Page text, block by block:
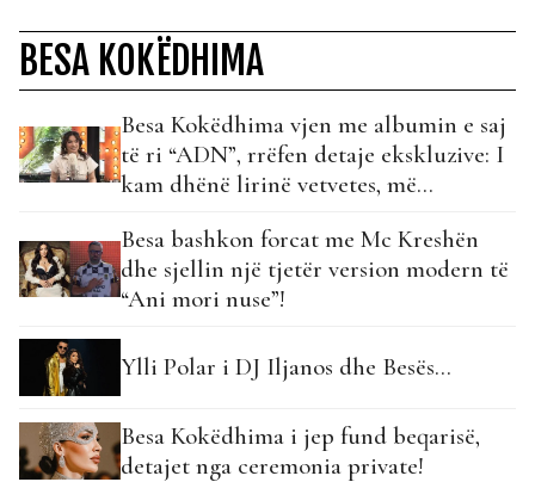
BESA KOKËDHIMA
Besa Kokëdhima vjen me albumin e saj
të ri “ADN”, rrëfen detaje ekskluzive: I
kam dhënë lirinë vetvetes, më
Besa bashkon forcat me Mc Kreshën
dhe sjellin një tjetër version modern të
“Ani mori nuse”!
Ylli Polar i DJ Iljanos dhe Besës…
Besa Kokëdhima i jep fund beqarisë,
detajet nga ceremonia private!